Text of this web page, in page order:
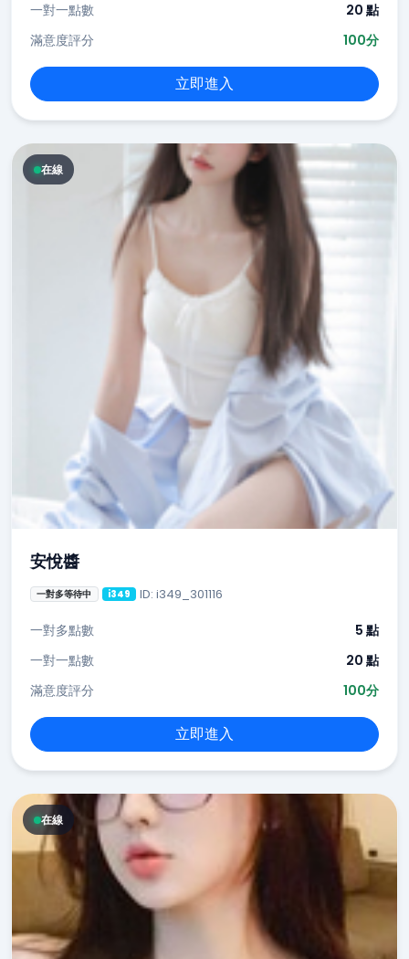
一對一點數
20 點
滿意度評分
100分
立即進入
在線
安悅醬
一對多等待中 i349 ID: i349_301116
一對多點數
5 點
一對一點數
20 點
滿意度評分
100分
立即進入
在線